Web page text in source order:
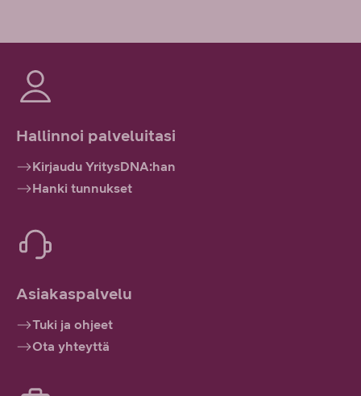
Hallinnoi palveluitasi
Kirjaudu YritysDNA:han
Hanki tunnukset
Asiakaspalvelu
Tuki ja ohjeet
Ota yhteyttä